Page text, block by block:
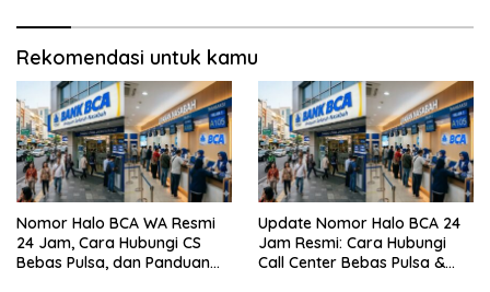
Rekomendasi untuk kamu
Nomor Halo BCA WA Resmi
24 Jam, Cara Hubungi CS
Bebas Pulsa, dan Panduan
Update Nomor Halo BCA 24
Jam Resmi: Cara Hubungi
Call Center Bebas Pulsa &